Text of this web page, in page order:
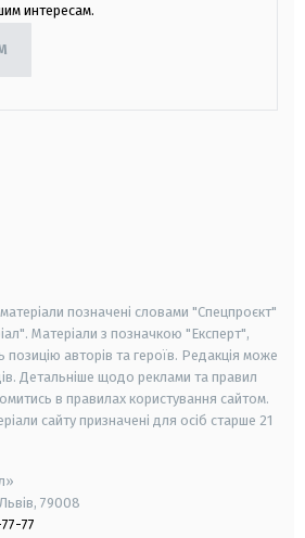
интересам.
матеріали позначені словами "Спецпроєкт"
Матеріали з позначкою "Експерт",
авторів та героїв. Редакція може
Детальніше щодо реклами та правил
в правилах користування сайтом.
сайту призначені для осіб старше 21
79008
77